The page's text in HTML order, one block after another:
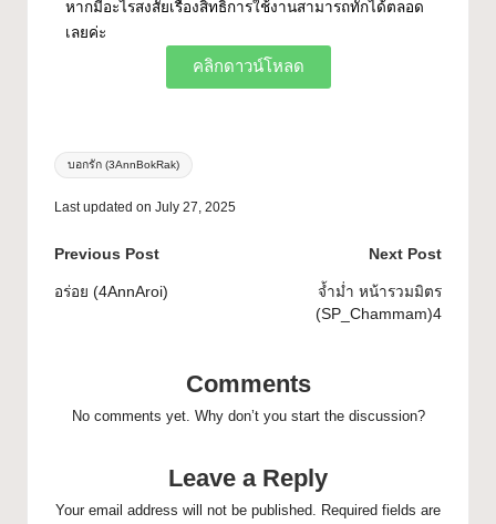
หากมีอะไรสงสัยเรื่องสิทธิ์การใช้งานสามารถทักได้ตลอด
เลยค่ะ
คลิกดาวน์โหลด
บอกรัก (3AnnBokRak)
Last updated on July 27, 2025
Previous Post
อร่อย (4AnnAroi)
Next Post
จ้ำม่ำ หน้ารวมมิตร
(SP_Chammam)4
Comments
No comments yet. Why don’t you start the discussion?
Leave a Reply
Your email address will not be published. Required fields are